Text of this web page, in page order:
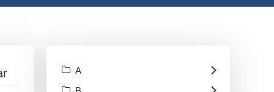
A